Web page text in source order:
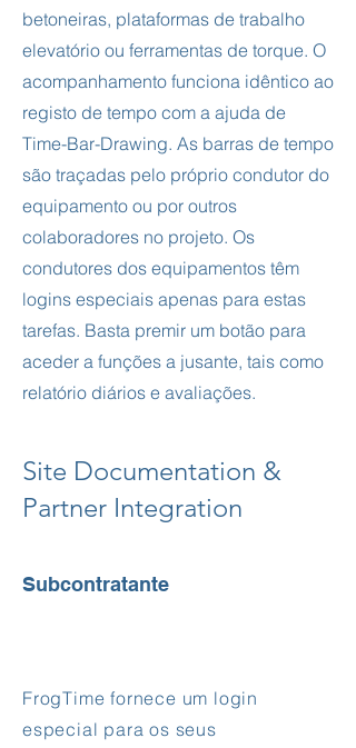
betoneiras, plataformas de trabalho
elevatório ou ferramentas de torque. O
acompanhamento funciona idêntico ao
registo de tempo com a ajuda de
Time-Bar-Drawing. As barras de tempo
são traçadas pelo próprio condutor do
equipamento ou por outros
colaboradores no projeto. Os
condutores dos equipamentos têm
logins especiais apenas para estas
tarefas. Basta premir um botão para
aceder a funções a jusante, tais como
relatório diários e avaliações.
Site Documentation &
Partner Integration
Subcontratante
FrogTime fornece um login
especial para os seus